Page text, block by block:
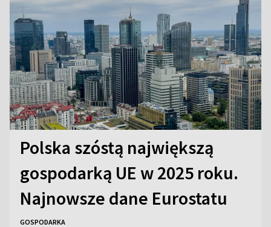
Polska szóstą największą
gospodarką UE w 2025 roku.
Najnowsze dane Eurostatu
GOSPODARKA